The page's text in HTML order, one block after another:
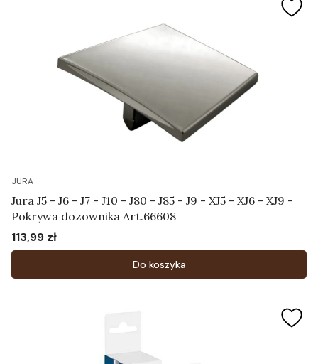
JURA
Jura J5 - J6 - J7 - J10 - J80 - J85 - J9 - XJ5 - XJ6 - XJ9 -
Pokrywa dozownika Art.66608
Cena
113,99 zł
Do koszyka